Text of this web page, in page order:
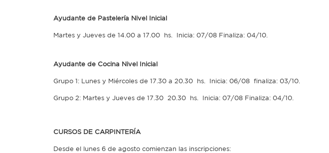
Ayudante de Pastelería Nivel Inicial
Martes y Jueves de 14.00 a 17.00 hs. Inicia: 07/08 Finaliza: 04/10.
Ayudante de Cocina Nivel Inicial
Grupo 1: Lunes y Miércoles de 17.30 a 20.30 hs. Inicia: 06/08 finaliza: 03/10.
Grupo 2: Martes y Jueves de 17.30 20.30 hs. Inicia: 07/08 Finaliza: 04/10.
CURSOS DE CARPINTERÍA
Desde el lunes 6 de agosto comienzan las inscripciones: